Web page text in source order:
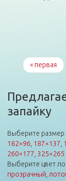
« первая
запайку
Выберите размер
182×96 187×137
260×177 325×265
Выберите цвет
прозрачный